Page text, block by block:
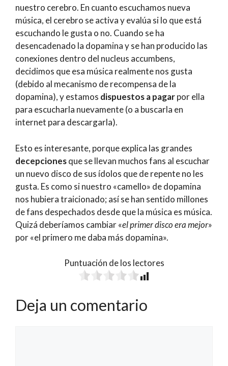
nuestro cerebro. En cuanto escuchamos nueva
música, el cerebro se activa y evalúa si lo que está
escuchando le gusta o no. Cuando se ha
desencadenado la dopamina y se han producido las
conexiones dentro del nucleus accumbens,
decidimos que esa música realmente nos gusta
(debido al mecanismo de recompensa de la
dopamina), y estamos dispuestos a pagarpor ella
para escucharla nuevamente (o a buscarla en
internet para descargarla).
Esto es interesante, porque explica las grandes
decepcionesque se llevan muchos fans al escuchar
un nuevo disco de sus ídolos que de repente no les
gusta. Es como si nuestro «camello» de dopamina
nos hubiera traicionado; así se han sentido millones
de fans despechados desde que la música es música.
Quizá deberíamos cambiar «el primer disco era mejor»
por «el primero me daba más dopamina».
Puntuación de los lectores
Deja un comentario